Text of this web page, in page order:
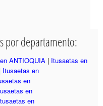
por departamento:
ANTIOQUIA | Itusaetas en
| Itusaetas en
en
en
en